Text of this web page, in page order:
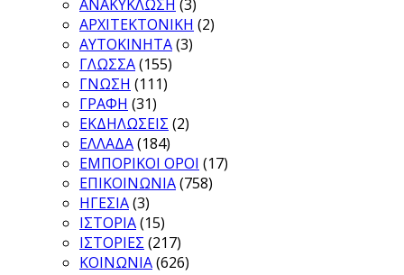
ΑΝΑΚΥΚΛΩΣΗ (3)
ΑΡΧΙΤΕΚΤΟΝΙΚΗ (2)
ΑΥΤΟΚΙΝΗΤΑ(3)
ΓΛΩΣΣΑ(155)
ΓΝΩΣΗ (111)
ΓΡΑΦΗ (31)
ΕΚΔΗΛΩΣΕΙΣ (2)
ΕΛΛΑΔΑ(184)
ΕΜΠΟΡΙΚΟΙ ΟΡΟΙ (17)
ΕΠΙΚΟΙΝΩΝΙΑ(758)
ΗΓΕΣΙΑ(3)
ΙΣΤΟΡΙΑ(15)
ΙΣΤΟΡΙΕΣ (217)
ΚΟΙΝΩΝΙΑ(626)